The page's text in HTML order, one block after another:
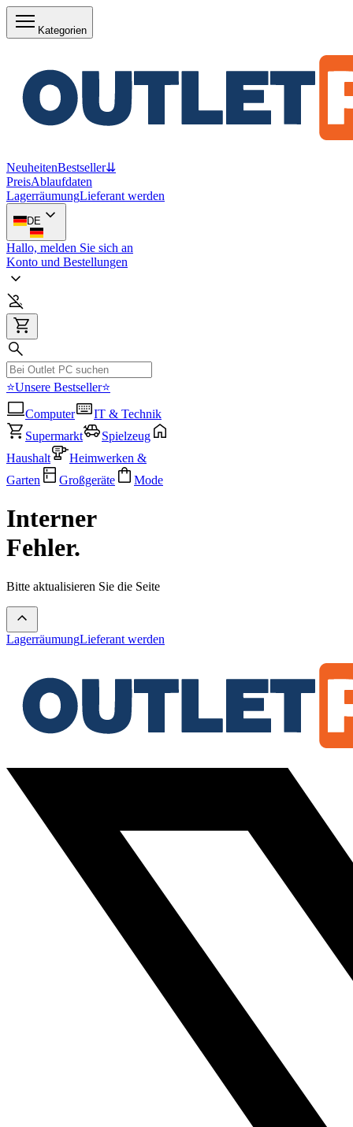
Kategorien
NeuheitenBestseller⇊
PreisAblaufdaten
LagerräumungLieferant werden
DE
Hallo, melden Sie sich an
Konto und Bestellungen
⭐Unsere Bestseller⭐
Computer
IT & Technik
Supermarkt
Spielzeug
Haushalt
Heimwerken &
Garten
Großgeräte Mode
Interner
Fehler.
Bitte aktualisieren Sie die Seite
LagerräumungLieferant werden